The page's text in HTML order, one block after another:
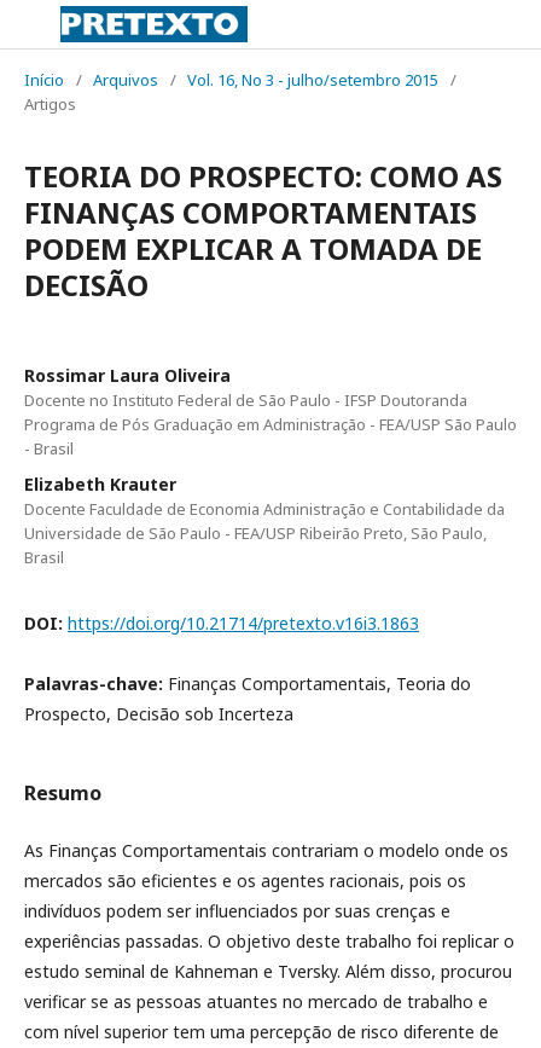
Início / Arquivos / Vol. 16, No 3 - julho/setembro 2015
/
Artigos
TEORIA DO PROSPECTO: COMO AS
FINANÇAS COMPORTAMENTAIS
PODEM EXPLICAR A TOMADA DE
DECISÃO
Rossimar Laura Oliveira
Docente no Instituto Federal de São Paulo - IFSP Doutoranda
Programa de Pós Graduação em Administração - FEA/USP São Paulo
- Brasil
Elizabeth Krauter
Docente Faculdade de Economia Administração e Contabilidade da
Universidade de São Paulo - FEA/USP Ribeirão Preto, São Paulo,
Brasil
DOI: https://doi.org/10.21714/pretexto.v16i3.1863
Palavras-chave: Finanças Comportamentais, Teoria do
Prospecto, Decisão sob Incerteza
Resumo
As Finanças Comportamentais contrariam o modelo onde os
mercados são eficientes e os agentes racionais, pois os
indivíduos podem ser influenciados por suas crenças e
experiências passadas. O objetivo deste trabalho foi replicar o
estudo seminal de Kahneman e Tversky. Além disso, procurou
verificar se as pessoas atuantes no mercado de trabalho e
com nível superior tem uma percepção de risco diferente de